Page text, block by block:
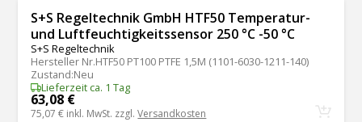
S+S Regeltechnik GmbH HTF50 Temperatur-
und Luftfeuchtigkeitssensor 250 °C -50 °C
S+S Regeltechnik
Hersteller Nr.HTF50 PT100 PTFE 1,5M (1101-6030-1211-140)
Zustand:Neu
Lieferzeit ca. 1 Tag
63,08 €
75,07 € inkl. MwSt. zzgl.Versandkosten